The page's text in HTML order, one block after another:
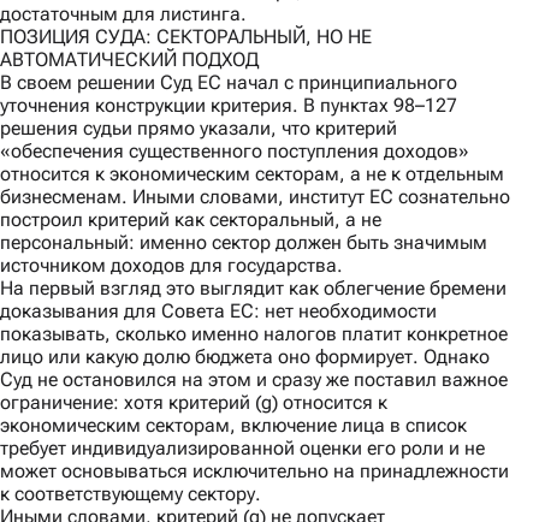
достаточным для листинга.
ПОЗИЦИЯ СУДА: СЕКТОРАЛЬНЫЙ, НО НЕ
АВТОМАТИЧЕСКИЙ ПОДХОД
В своем решении Суд ЕС начал с принципиального
уточнения конструкции критерия. В пунктах 98–127
решения судьи прямо указали, что критерий
«обеспечения существенного поступления доходов»
относится к экономическим секторам, а не к отдельным
бизнесменам. Иными словами, институт ЕС сознательно
построил критерий как секторальный, а не
персональный: именно сектор должен быть значимым
источником доходов для государства.
На первый взгляд это выглядит как облегчение бремени
доказывания для Совета ЕС: нет необходимости
показывать, сколько именно налогов платит конкретное
лицо или какую долю бюджета оно формирует. Однако
Суд не остановился на этом и сразу же поставил важное
ограничение: хотя критерий (g) относится к
экономическим секторам, включение лица в список
требует индивидуализированной оценки его роли и не
может основываться исключительно на принадлежности
к соответствующему сектору.
Иными словами, критерий (g) не допускает